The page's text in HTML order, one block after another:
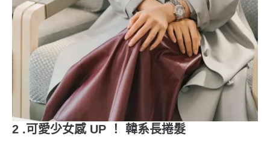
2 .可愛少女感 UP ！ 韓系長捲髮